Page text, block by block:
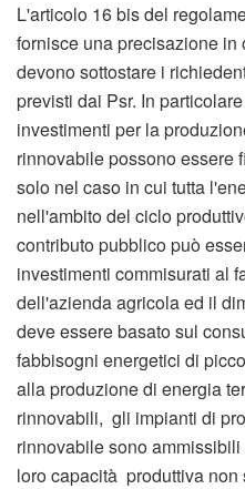
L'articolo 16 bis del
fornisce una precisazione
devono sottostare i
previsti dai Psr. In
investimenti per la
rinnovabile possono essere
solo nel caso in cui tutta
nell'ambito del ciclo
contributo pubblico può
investimenti commisurati al
dell'azienda agricola ed il
deve essere basato sul
fabbisogni energetici di
alla produzione di energia
rinnovabili, gli impianti di
rinnovabile sono
loro capacità produttiva